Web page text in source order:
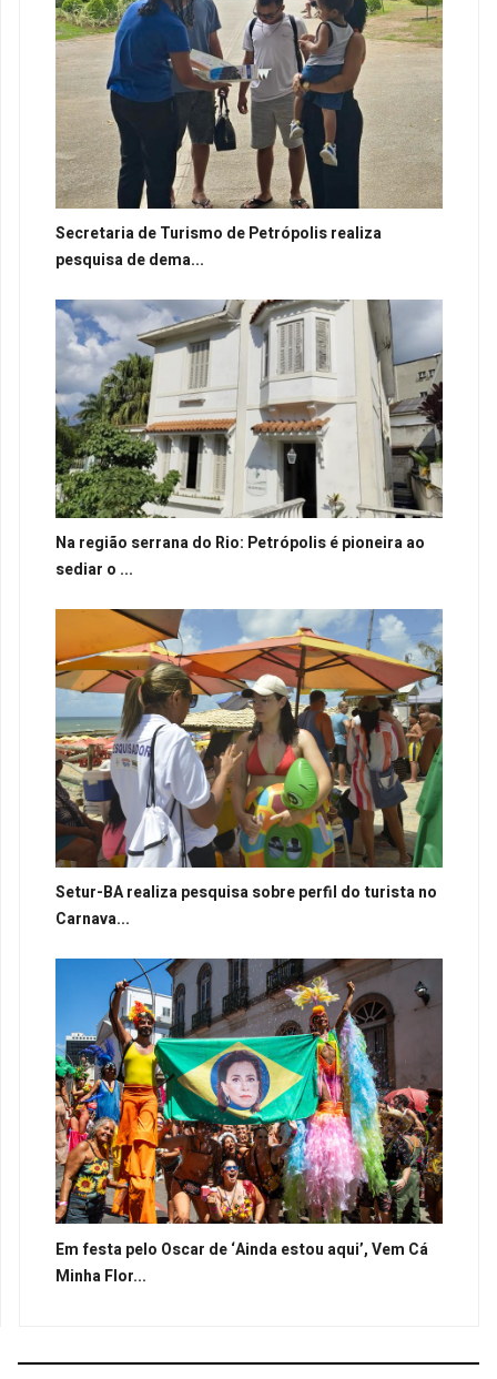
Secretaria de Turismo de Petrópolis realiza
pesquisa de dema...
Na região serrana do Rio: Petrópolis é pioneira ao
sediar o ...
Setur-BA realiza pesquisa sobre perfil do turista no
Carnava...
Em festa pelo Oscar de ‘Ainda estou aqui’, Vem Cá
Minha Flor...